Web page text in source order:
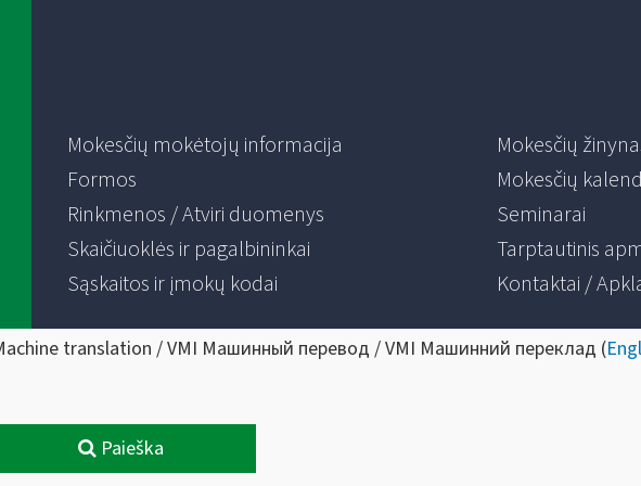
Mokesčių mokėtojų informacija
Formos
Rinkmenos / Atviri duomenys
Skaičiuoklės ir pagalbininkai
Sąskaitos ir įmokų kodai
Mokesčių
Mokesčių
Seminarai
Tarptautinis
Kontaktai /
translation / VMI Машинный перевод / VMI Машинний переклад (
Paieška